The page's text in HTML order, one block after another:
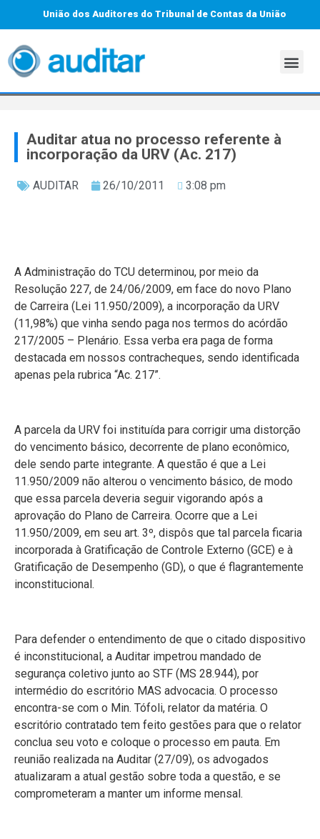
União dos Auditores do Tribunal de Contas da União
Auditar atua no processo referente à
incorporação da URV (Ac. 217)
AUDITAR 26/10/2011 3:08 pm
A Administração do TCU determinou, por meio da
Resolução 227, de 24/06/2009, em face do novo Plano
de Carreira (Lei 11.950/2009), a incorporação da URV
(11,98%) que vinha sendo paga nos termos do acórdão
217/2005 – Plenário. Essa verba era paga de forma
destacada em nossos contracheques, sendo identificada
apenas pela rubrica “Ac. 217”.
A parcela da URV foi instituída para corrigir uma distorção
do vencimento básico, decorrente de plano econômico,
dele sendo parte integrante. A questão é que a Lei
11.950/2009 não alterou o vencimento básico, de modo
que essa parcela deveria seguir vigorando após a
aprovação do Plano de Carreira. Ocorre que a Lei
11.950/2009, em seu art. 3º, dispôs que tal parcela ficaria
incorporada à Gratificação de Controle Externo (GCE) e à
Gratificação de Desempenho (GD), o que é flagrantemente
inconstitucional.
Para defender o entendimento de que o citado dispositivo
é inconstitucional, a Auditar impetrou mandado de
segurança coletivo junto ao STF (MS 28.944), por
intermédio do escritório MAS advocacia. O processo
encontra-se com o Min. Tófoli, relator da matéria. O
escritório contratado tem feito gestões para que o relator
conclua seu voto e coloque o processo em pauta. Em
reunião realizada na Auditar (27/09), os advogados
atualizaram a atual gestão sobre toda a questão, e se
comprometeram a manter um informe mensal.